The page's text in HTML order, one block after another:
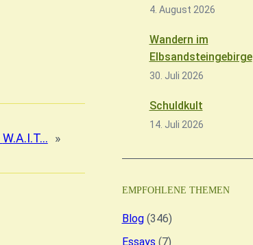
W.A.I.T… »
4. August 2026
Wandern im
Elbsandsteingebirge
30. Juli 2026
Schuldkult
14. Juli 2026
EMPFOHLENE THEMEN
Blog(346)
Essays (7)